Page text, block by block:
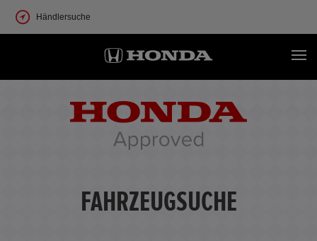
Händlersuche
FAHRZEUGSUCHE